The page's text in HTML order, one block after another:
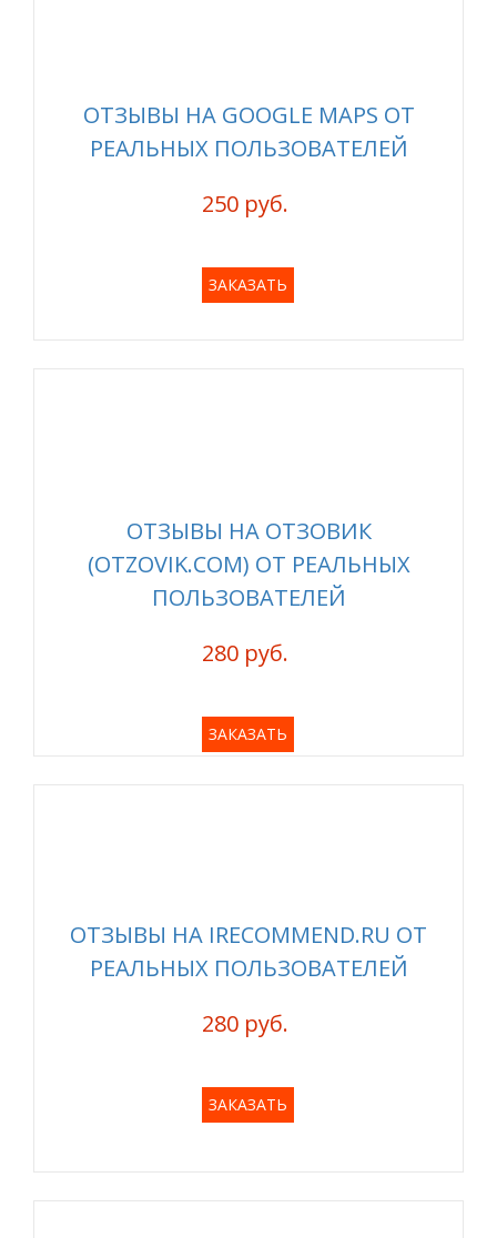
ОТЗЫВЫ НА GOOGLE MAPS ОТ
РЕАЛЬНЫХ ПОЛЬЗОВАТЕЛЕЙ
250 руб.
ЗАКАЗАТЬ
ОТЗЫВЫ НА ОТЗОВИК
(OTZOVIK.COM) ОТ РЕАЛЬНЫХ
ПОЛЬЗОВАТЕЛЕЙ
280 руб.
ЗАКАЗАТЬ
ОТЗЫВЫ НА IRECOMMEND.RU ОТ
РЕАЛЬНЫХ ПОЛЬЗОВАТЕЛЕЙ
280 руб.
ЗАКАЗАТЬ